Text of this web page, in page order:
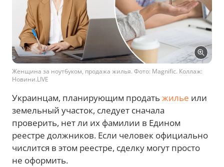
Женщина за ноутбуком, продажа жилья. Фото: Magnific. Коллаж:
Новини.LIVE
Украинцам, планирующим продать жилье или
земельный участок, следует сначала
проверить, нет ли их фамилии в Едином
реестре должников. Если человек официально
числится в этом реестре, сделку могут просто
не оформить.